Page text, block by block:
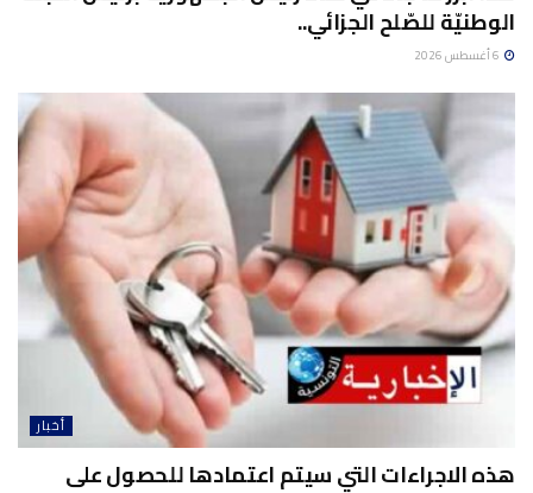
الوطنيّة للصّلح الجزائي..
أخبار
هذه الاجراءات التي سيتم اعتمادها للحصول على